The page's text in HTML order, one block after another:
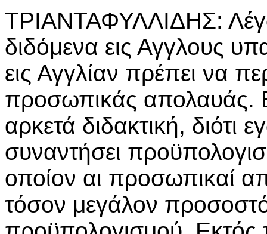
ΤΡΙΑΝΤΑΦΥΛΛΙΔΗΣ:
διδόμενα εις Αγγλους
εις Αγγλίαν πρέπει να
προσωπικάς απολαυάς.
αρκετά διδακτική, διότι
συναντήσει
οποίον αι προσωπικαί
τόσον μεγάλον